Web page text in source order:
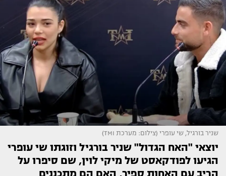
שניר בורגיל, שי עופרי (צילום: מערכת TMI)
יוצאי "האח הגדול" שניר בורגיל וזוגתו שי עופרי
הגיעו לפודקאסט של מיקי לוין, שם סיפרו על
הריב עם האחות ספיר, האם הם מתכננים